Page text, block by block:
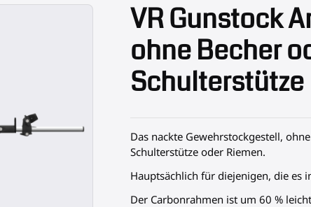
VR Gunstock
ohne Becher
Schulterstütze
Das nackte Gewehrstockgestell,
Schulterstütze oder Riemen.
Hauptsächlich für diejenigen, die es
Der Carbonrahmen ist um 60 %